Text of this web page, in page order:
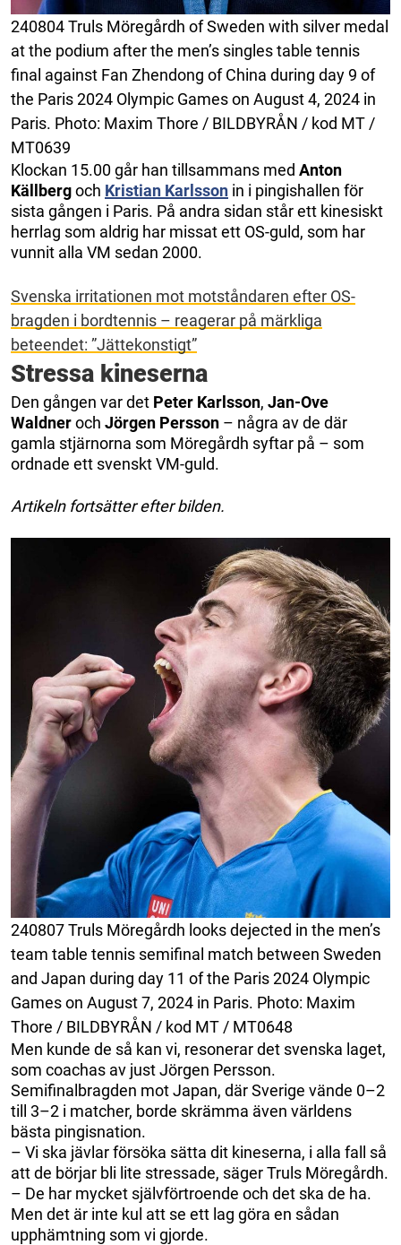
240804 Truls Möregårdh of Sweden with silver medal
at the podium after the men’s singles table tennis
final against Fan Zhendong of China during day 9 of
the Paris 2024 Olympic Games on August 4, 2024 in
Paris. Photo: Maxim Thore / BILDBYRÅN / kod MT /
MT0639
Klockan 15.00 går han tillsammans med Anton
Källbergoch Kristian Karlsson in i pingishallen för
sista gången i Paris. På andra sidan står ett kinesiskt
herrlag som aldrig har missat ett OS-guld, som har
vunnit alla VM sedan 2000.
Svenska irritationen mot motståndaren efter OS-
bragden i bordtennis – reagerar på märkliga
beteendet: ”Jättekonstigt”
Stressa kineserna
Den gången var det Peter Karlsson, Jan-Ove
Waldneroch Jörgen Persson – några av de där
gamla stjärnorna som Möregårdh syftar på – som
ordnade ett svenskt VM-guld.
Artikeln fortsätter efter bilden.
240807 Truls Möregårdh looks dejected in the men’s
team table tennis semifinal match between Sweden
and Japan during day 11 of the Paris 2024 Olympic
Games on August 7, 2024 in Paris. Photo: Maxim
Thore / BILDBYRÅN / kod MT / MT0648
Men kunde de så kan vi, resonerar det svenska laget,
som coachas av just Jörgen Persson.
Semifinalbragden mot Japan, där Sverige vände 0–2
till 3–2 i matcher, borde skrämma även världens
bästa pingisnation.
– Vi ska jävlar försöka sätta dit kineserna, i alla fall så
att de börjar bli lite stressade, säger Truls Möregårdh.
– De har mycket självförtroende och det ska de ha.
Men det är inte kul att se ett lag göra en sådan
upphämtning som vi gjorde.